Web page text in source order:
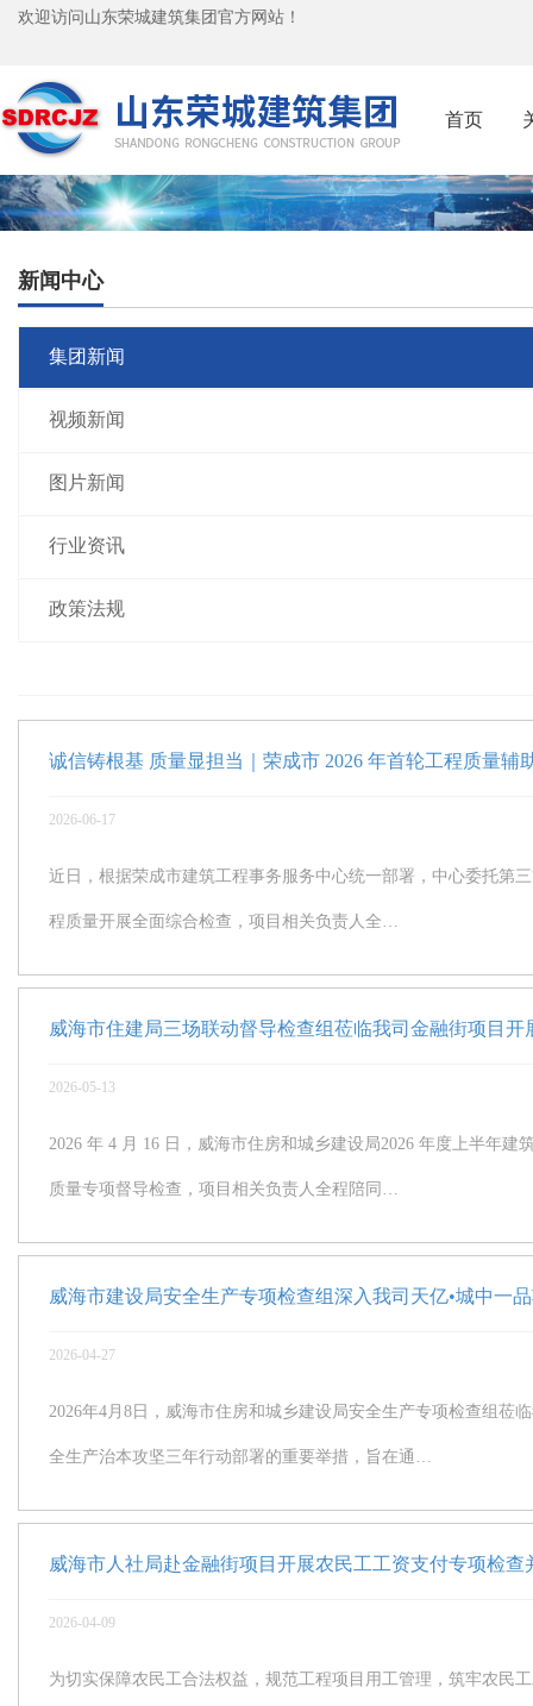
欢迎访问山东荣城建筑集团官方网站！
首页
新闻中心
集团新闻
视频新闻
图片新闻
行业资讯
政策法规
诚信铸根基 质量显担当｜荣成市 2026 年首轮工程质量
2026-06-17
近日，根据荣成市建筑工程事务服务中心统一部署，中心委托第
程质量开展全面综合检查，项目相关负责人全…
威海市住建局三场联动督导检查组莅临我司金融街项目开
2026-05-13
2026 年 4 月 16 日，威海市住房和城乡建设局2026 年度上半年
质量专项督导检查，项目相关负责人全程陪同…
威海市建设局安全生产专项检查组深入我司天亿•城中一
2026-04-27
2026年4月8日，威海市住房和城乡建设局安全生产专项检查组
全生产治本攻坚三年行动部署的重要举措，旨在通…
威海市人社局赴金融街项目开展农民工工资支付专项检查
2026-04-09
为切实保障农民工合法权益，规范工程项目用工管理，筑牢农民